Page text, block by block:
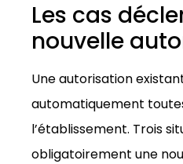
Les cas
nouvelle
Une autorisation
automatiquement
l’établissement. Trois
obligatoirement une